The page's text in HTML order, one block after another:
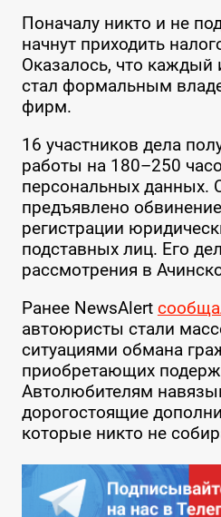
Поначалу никто и не
начнут приходить
Оказалось, что каждый
стал формальным
фирм.
16 участников дела
работы на 180–250
персональных данных.
предъявлено
регистрации
подставных лиц. Его
рассмотрения в
Ранее NewsAlert
автоюристы стали
ситуациями обмана
приобретающих
Автолюбителям
дорогостоящие
которые никто не